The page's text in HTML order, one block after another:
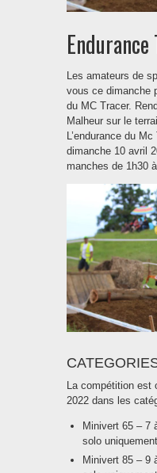
Les amateurs de
vous ce dimanche
du MC Tracer.
Malheur sur le
L’endurance du
dimanche 10 avril
manches de 1h30
La compétition
2022 dans les
Minivert 65 – 7
solo uniquement
Minivert 85 – 9